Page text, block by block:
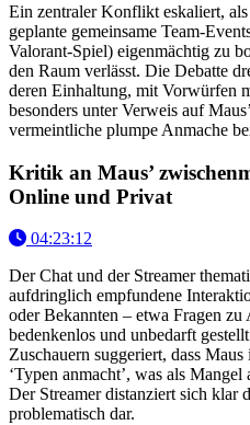
Ein zentraler Konflikt eskaliert,
geplante gemeinsame Team-
Valorant-Spiel) eigenmächtig zu
den Raum verlässt. Die Debatte
deren Einhaltung, mit Vorwürfen
besonders unter Verweis auf
vermeintliche plumpe Anmache
Kritik an Maus’
Online und Privat
04:23:12
Der Chat und der Streamer
aufdringlich empfundene
oder Bekannten – etwa Fragen
bedenkenlos und unbedarft
Zuschauern suggeriert, dass
‘Typen anmacht’, was als
Der Streamer distanziert sich klar
problematisch dar.